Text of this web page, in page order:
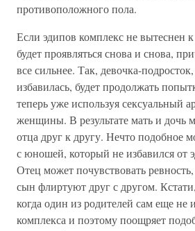
противоположного пола.
Если эдипов комплекс не вытеснен
будет проявляться снова и снова,
все сильнее. Так, девочка-
избавилась, будет продолжать
теперь уже используя сексуальный
женщины. В результате мать и дочь
отца друг к другу. Нечто подобное
с юношей, который не избавился от
Отец может почувствовать
сын флиртуют друг с другом.
когда один из родителей сам еще не
комплекса и поэтому поощряет